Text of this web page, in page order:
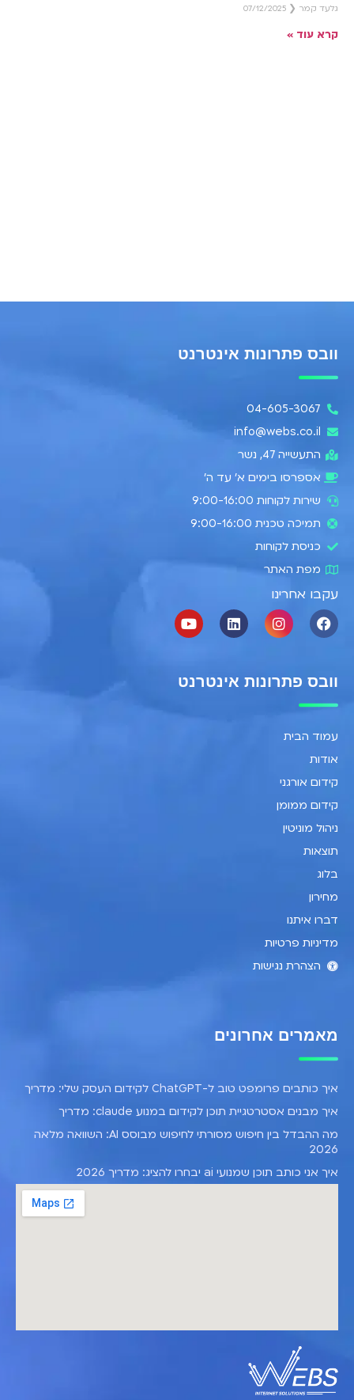
גלעד קמר
קרא עוד »
וובס פתרונות אינטרנט
04-605-3067
info@webs.co.il
התעשייה 47, נשר​
אספרסו בימים א’ עד ה׳
שירות לקוחות 9:00-16:00
תמיכה טכנית 9:00-16:00
כניסת לקוחות
מפת האתר
עקבו אחרינו
וובס פתרונות אינטרנט
עמוד הבית
אודות
קידום אורגני
קידום ממומן
ניהול מוניטין
תוצאות
בלוג
מחירון
דברו איתנו
מדיניות פרטיות
הצהרת נגישות
מאמרים אחרונים
איך כותבים פרומפט טוב ל-ChatGPT לקידום העסק שלי: מדריך
איך מבנים אסטרטגיית תוכן לקידום במנוע claude: מדריך
מה ההבדל בין חיפוש מסורתי לחיפוש מבוסס AI: השוואה מלאה
2026
איך אני כותב תוכן שמנועי ai יבחרו להציג: מדריך 2026